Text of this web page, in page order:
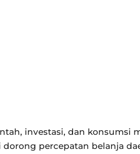
investasi, dan konsumsi
dorong percepatan belanja